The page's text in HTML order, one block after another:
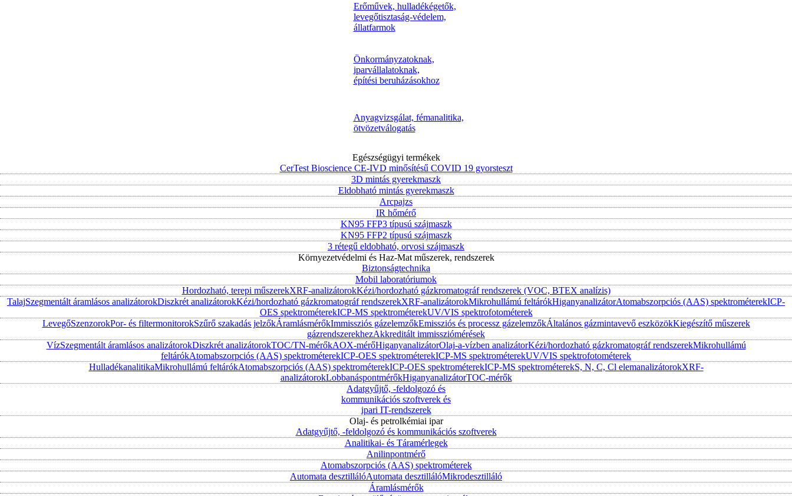
Erőművek, hulladékégetők,
levegőtisztaság-védelem,
állatfarmok
Önkormányzatoknak,
iparvállalatoknak,
építési beruházásokhoz
Anyagvizsgálat, fémanalitika,
ötvözetválogatás
Egészségügyi termékek
CerTest Bioscience CE-IVD minősítésű COVID 19 gyorsteszt
3D mintás gyerekmaszk
Eldobható mintás gyerekmaszk
Arcpajzs
IR hőmérő
KN95 FFP3 típusú szájmaszk
KN95 FFP2 típusú szájmaszk
3 rétegű eldobható, orvosi szájmaszk
Környezetvédelmi és Haz-Mat műszerek, rendszerek
Biztonságtechnika
Mobil laboratóriumok
Hordozható, terepi műszerekXRF-analizátorokKézi/hordozható gázkromatográf rendszerek (VOC, BTEX analízis)
TalajSzegmentált áramlásos analizátorokDiszkrét analizátorokKézi/hordozható gázkromatográf rendszerekXRF-analizátorokMikrohullámú feltárókHiganyanalizátorAtomabszorpciós (AAS) spektrométerekICP-
OES spektrométerekICP-MS spektrométerekUV/VIS spektrofotométerek
LevegőSzenzorokPor- és filtermonitorokSzűrő szakadás jelzőkÁramlásmérőkImmissziós gázelemzőkEmissziós és processz gázelemzőkÁltalános gázmintavevő eszközökKiegészítő műszerek
gázrendszerekhezAkkreditált immissziómérések
VízSzegmentált áramlásos analizátorokDiszkrét analizátorokTOC/TN-mérőkAOX-mérőHiganyanalizátorOlaj-a-vízben analizátorKézi/hordozható gázkromatográf rendszerekMikrohullámú
feltárókAtomabszorpciós (AAS) spektrométerekICP-OES spektrométerekICP-MS spektrométerekUV/VIS spektrofotométerek
HulladékanalitikaMikrohullámú feltárókAtomabszorpciós (AAS) spektrométerekICP-OES spektrométerekICP-MS spektrométerekS, N, C, Cl elemanalizátorokXRF-
analizátorokLobbanáspontmérőkHiganyanalizátorTOC-mérők
Adatgyűjtő, -feldolgozó és
kommunikációs szoftverek és
ipari IT-rendszerek
Olaj- és petrolkémiai ipar
Adatgyűjtő, -feldolgozó és kommunikációs szoftverek
Analitikai- és Táramérlegek
Anilinpontmérő
Atomabszorpciós (AAS) spektrométerek
Automata desztillálóAutomata desztillálóMikrodesztilláló
Áramlásmérők